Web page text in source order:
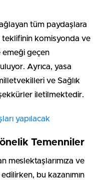
tüm paydaşlara
komisyonda ve
geçen
Ayrıca, yasa
ve Sağlık
iletilmektedir.
yapılacak
Temenniler
meslektaşlarımıza ve
bu kazanımın